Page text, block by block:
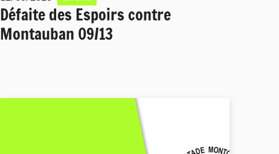
Défaite des Espoirs contre
Montauban 09/13